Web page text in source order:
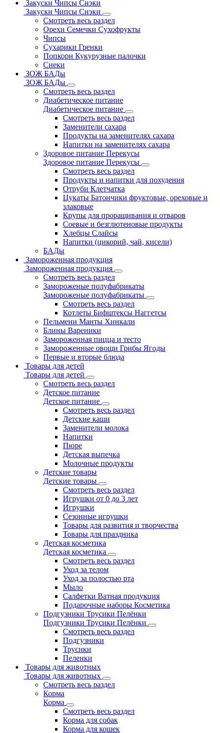
Закуски Чипсы Снэки
Закуски Чипсы Снэки
Смотреть весь раздел
Орехи Семечки Сухофрукты
Чипсы
Сухарики Гренки
Попкорн Кукурузные палочки
Снеки
ЗОЖ БАДы
ЗОЖ БАДы
Смотреть весь раздел
Диабетическое питание
Диабетическое питание
Смотреть весь раздел
Заменители сахара
Продукты на заменителях сахара
Напитки на заменителях сахара
Здоровое питание Перекусы
Здоровое питание Перекусы
Смотреть весь раздел
Продукты и напитки для похудения
Отруби Клетчатка
Цукаты Батончики фруктовые, ореховые и
злаковые
Крупы для проращивания и отваров
Соевые и безглютеновые продукты
Хлебцы Слайсы
Напитки (цикорий, чай, кисели)
БАДы
Замороженная продукция
Замороженная продукция
Смотреть весь раздел
Замороженые полуфабрикаты
Замороженые полуфабрикаты
Смотреть весь раздел
Котлеты Бифштексы Наггетсы
Пельмени Манты Хинкали
Блины Вареники
Замороженная пицца и тесто
Замороженные овощи Грибы Ягоды
Первые и вторые блюда
Товары для детей
Товары для детей
Смотреть весь раздел
Детское питание
Детское питание
Смотреть весь раздел
Детские каши
Заменители молока
Напитки
Пюре
Детская выпечка
Молочные продукты
Детские товары
Детские товары
Смотреть весь раздел
Игрушки от 0 до 3 лет
Игрушки
Сезонные игрушки
Товары для развития и творчества
Товары для праздника
Детская косметика
Детская косметика
Смотреть весь раздел
Уход за телом
Уход за полостью рта
Мыло
Салфетки Ватная продукция
Подарочные наборы Косметика
Подгузники Трусики Пелёнки
Подгузники Трусики Пелёнки
Смотреть весь раздел
Подгузники
Трусики
Пеленки
Товары для животных
Товары для животных
Смотреть весь раздел
Корма
Корма
Смотреть весь раздел
Корма для собак
Корма для кошек